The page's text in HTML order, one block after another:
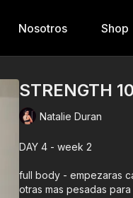
Nosotros Shop
STRENGTH
Natalie Duran
DAY 4 - week 2
full body - empezaras
otras mas pesadas para